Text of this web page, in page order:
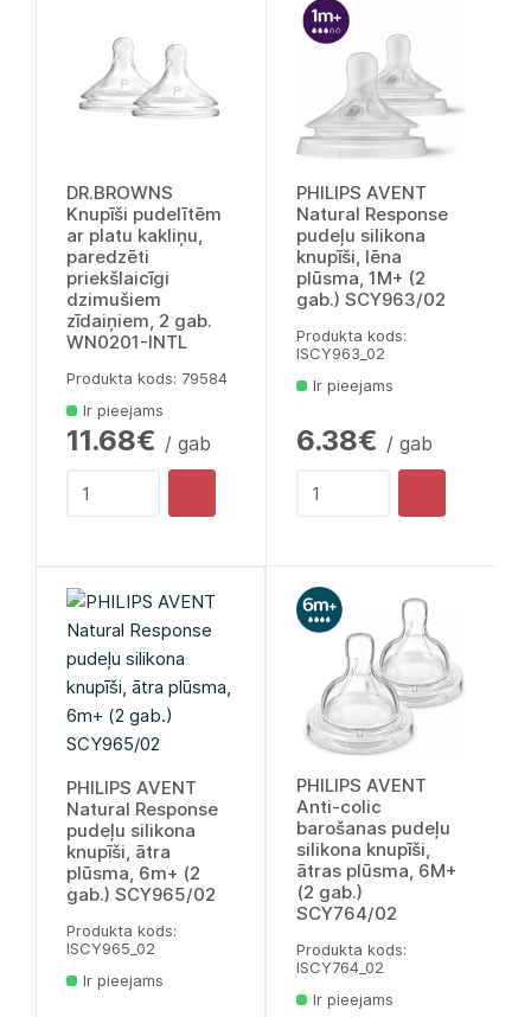
DR.BROWNS
Knupīši pudelītēm
ar platu kakliņu,
paredzēti
priekšlaicīgi
dzimušiem
zīdaiņiem, 2 gab.
WN0201-INTL
Produkta kods: 79584
Ir pieejams
11.68€ / gab
PHILIPS AVENT
Natural Response
pudeļu silikona
knupīši, lēna
plūsma, 1M+ (2
gab.) SCY963/02
Produkta kods:
lSCY963_02
Ir pieejams
6.38€ / gab
PHILIPS AVENT
Natural Response
pudeļu silikona
knupīši, ātra
plūsma, 6m+ (2
gab.) SCY965/02
Produkta kods:
lSCY965_02
Ir pieejams
PHILIPS AVENT
Anti-colic
barošanas pudeļu
silikona knupīši,
ātras plūsma, 6M+
(2 gab.)
SCY764/02
Produkta kods:
lSCY764_02
Ir pieejams